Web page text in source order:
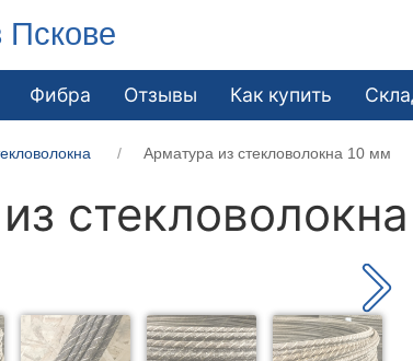
Пскове
Фибра Отзывы Как купить
Арматура из стекловолокна 10 мм